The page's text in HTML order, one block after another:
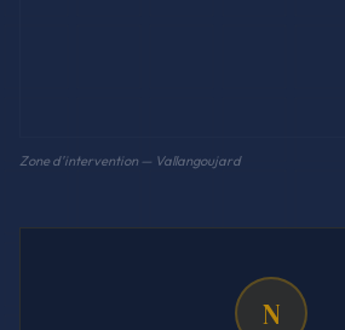
Zone d'intervention — Vallangoujard
N